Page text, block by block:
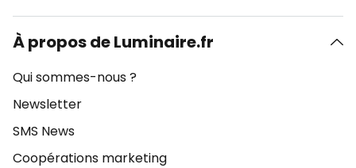
À propos de Luminaire.fr
Qui sommes-nous ?
Newsletter
SMS News
Coopérations marketing